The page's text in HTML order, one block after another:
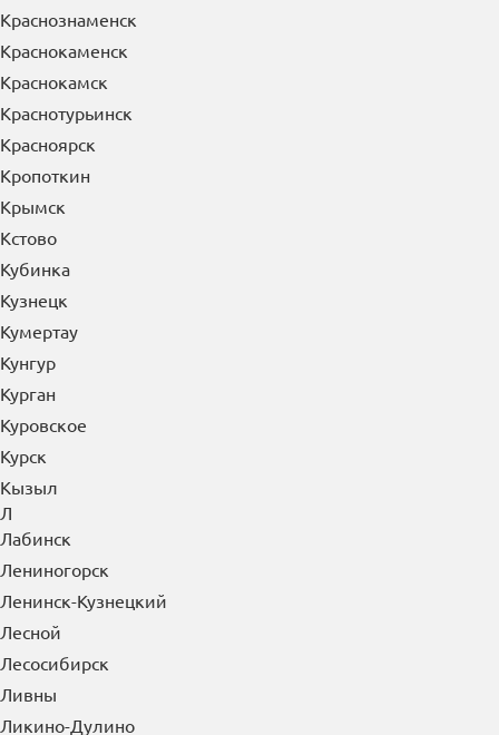
Краснознаменск
Краснокаменск
Краснокамск
Краснотурьинск
Красноярск
Кропоткин
Крымск
Кстово
Кубинка
Кузнецк
Кумертау
Кунгур
Курган
Куровское
Курск
Кызыл
Л
Лабинск
Лениногорск
Ленинск-Кузнецкий
Лесной
Лесосибирск
Ливны
Ликино-Дулино